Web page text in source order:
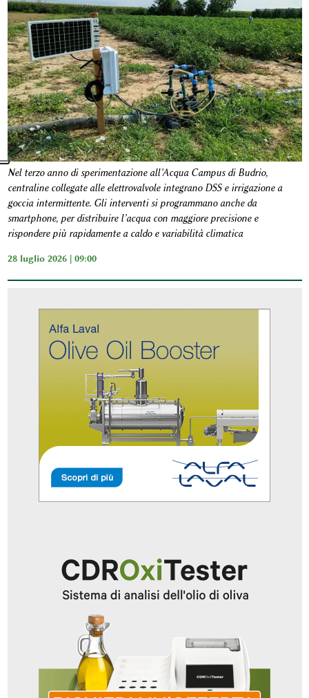
Nel terzo anno di sperimentazione all’Acqua Campus di Budrio,
centraline collegate alle elettrovalvole integrano DSS e irrigazione a
goccia intermittente. Gli interventi si programmano anche da
smartphone, per distribuire l’acqua con maggiore precisione e
rispondere più rapidamente a caldo e variabilità climatica
28 luglio 2026 | 09:00